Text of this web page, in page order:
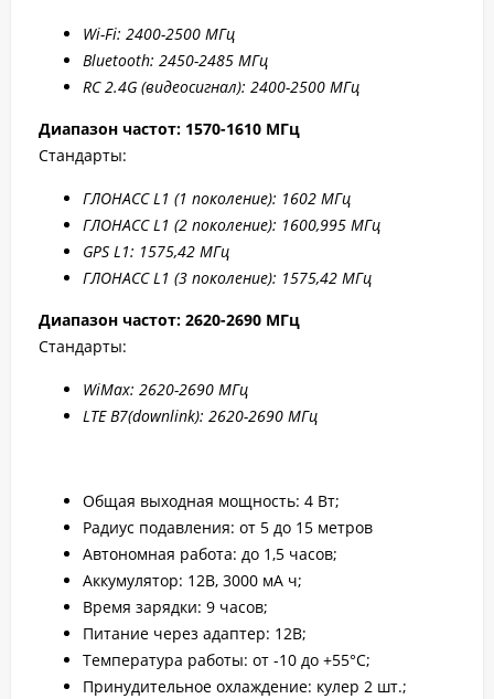
Wi-Fi: 2400-2500 МГц
Bluetooth: 2450-2485 МГц
RC 2.4G (видеосигнал): 2400-2500 МГц
Диапазон частот: 1570-1610 МГц
Стандарты:
ГЛОНАСС L1 (1 поколение): 1602 МГц
ГЛОНАСС L1 (2 поколение): 1600,995 МГц
GPS L1: 1575,42 МГц
ГЛОНАСС L1 (3 поколение): 1575,42 МГц
Диапазон частот: 2620-2690 МГц
Стандарты:
WiMax: 2620-2690 МГц
LTE B7(downlink): 2620-2690 МГц
Общая выходная мощность: 4 Вт;
Радиус подавления: от 5 до 15 метров
Автономная работа: до 1,5 часов;
Аккумулятор: 12В, 3000 мА ч;
Время зарядки: 9 часов;
Питание через адаптер: 12В;
Температура работы: от -10 до +55°С;
Принудительное охлаждение: кулер 2 шт.;